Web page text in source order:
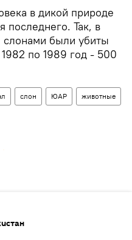
в дикой природе
последнего. Так, в
слонами были убиты
по 1989 год - 500
слон ЮАР животные